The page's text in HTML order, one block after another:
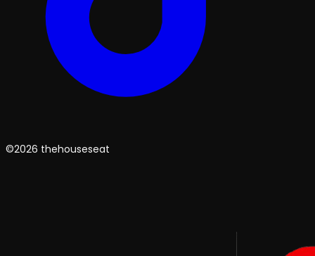
©2026 thehouseseat